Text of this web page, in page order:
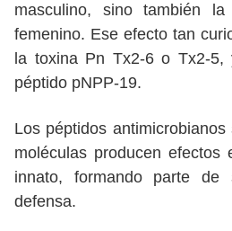
masculino, sino también
femenino. Ese efecto tan
la toxina Pn Tx2-6 o Tx2-5,
péptido pNPP-19.
Los péptidos
moléculas producen efectos
innato, formando parte de
defensa.